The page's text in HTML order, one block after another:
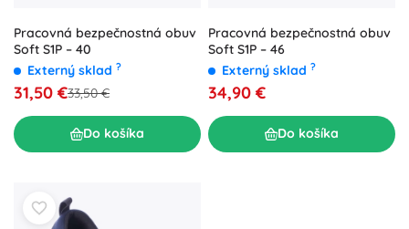
Pracovná bezpečnostná obuv
Soft S1P – 40
Externý sklad ?
31,50 €33,50 €
Do košíka
Pracovná bezpečnostná obuv
Soft S1P – 46
Externý sklad ?
34,90 €
Do košíka